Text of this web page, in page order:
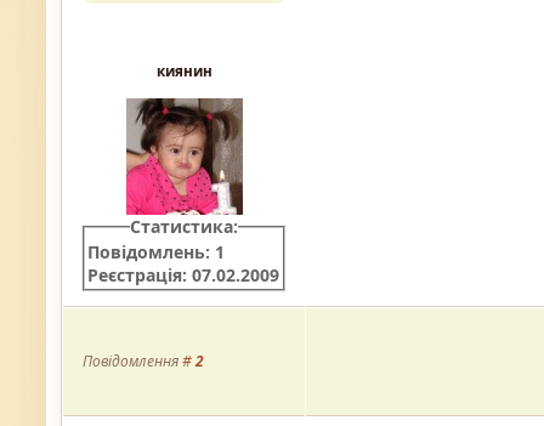
киянин
Статистика:
Повідомлень: 1
Реєстрація: 07.02.2009
Повідомлення#2